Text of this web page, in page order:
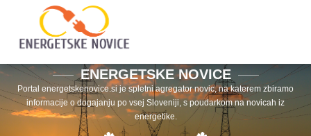
ENERGETSKE NOVICE
Portal energetskenovice.si je spletni agregator novic, na katerem zbiramo
informacije o dogajanju po vsej Sloveniji, s poudarkom na novicah iz
energetike.